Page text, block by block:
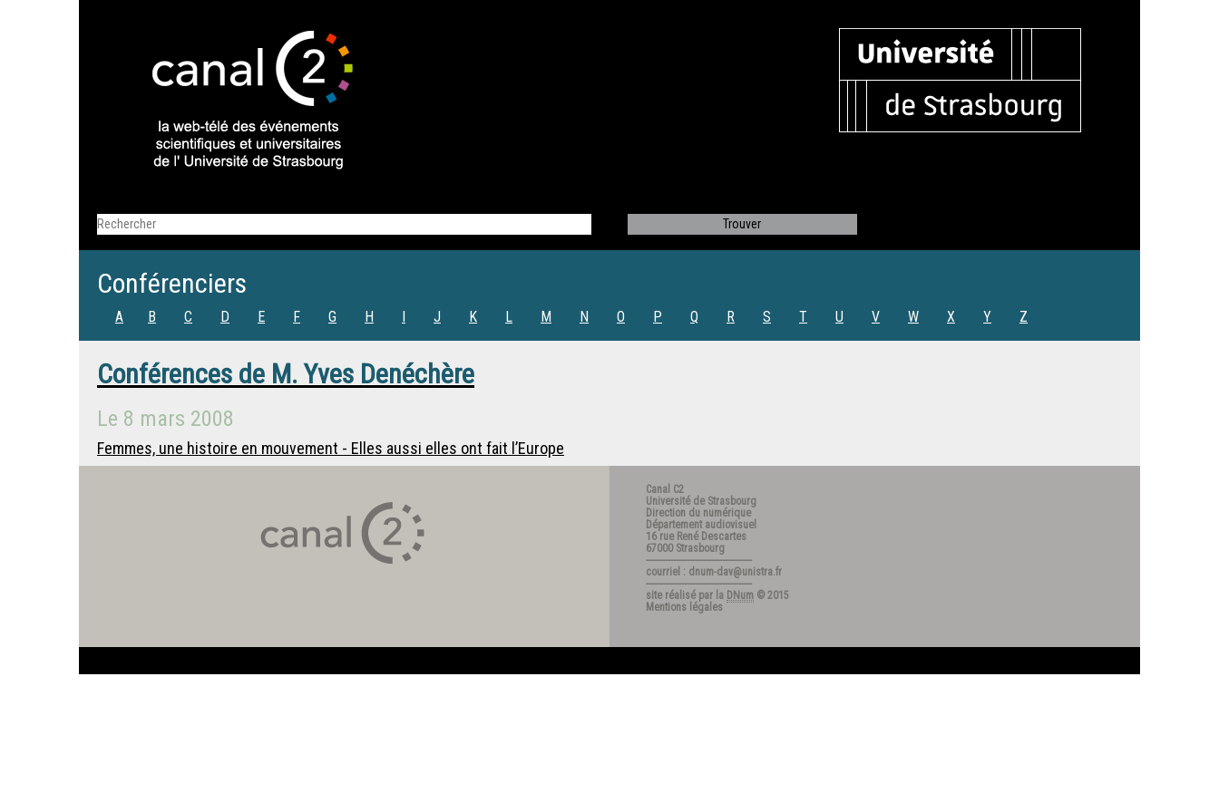
Conférenciers
A B C D E F G H I J K L M N O P Q R S T U V W X Y Z
Conférences de M. Yves Denéchère
Le 8 mars 2008
Femmes, une histoire en mouvement - Elles aussi elles ont fait l’Europe
Canal C2
Université de Strasbourg
Direction du numérique
Département audiovisuel
16 rue René Descartes
67000 Strasbourg
---------------------------------------
courriel : dnum-dav@unistra.fr
---------------------------------------
site réalisé par la DNum © 2015
Mentions légales